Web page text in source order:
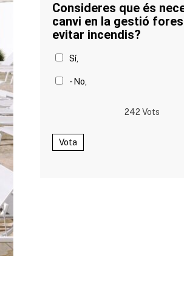
Consideres que és
canvi en la gestió
evitar incendis?
Sí,
- No,
242 Vots
Vota